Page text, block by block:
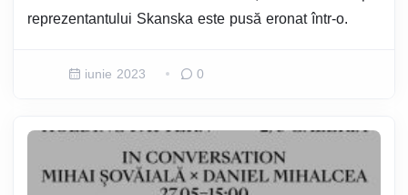
reprezentantului Skanska este pusă eronat într-o.
iunie 2023 0